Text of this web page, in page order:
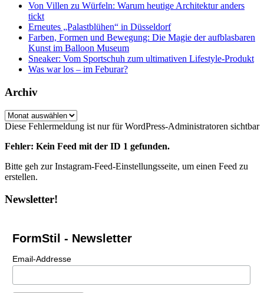
Von Villen zu Würfeln: Warum heutige Architektur anders
tickt
Erneutes „Palastblühen“ in Düsseldorf
Farben, Formen und Bewegung: Die Magie der aufblasbaren
Kunst im Balloon Museum
Sneaker: Vom Sportschuh zum ultimativen Lifestyle-Produkt
Was war los – im Feburar?
Archiv
Archiv
Diese Fehlermeldung ist nur für WordPress-Administratoren sichtbar
Fehler: Kein Feed mit der ID 1 gefunden.
Bitte geh zur Instagram-Feed-Einstellungsseite, um einen Feed zu
erstellen.
Newsletter!
FormStil - Newsletter
Email-Addresse